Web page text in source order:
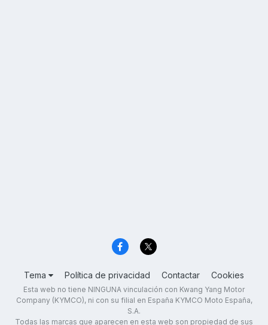
Tema Política de privacidad Contactar Cookies
Esta web no tiene NINGUNA vinculación con Kwang Yang Motor
Company (KYMCO), ni con su filial en España KYMCO Moto España,
S.A.
Todas las marcas que aparecen en esta web son propiedad de sus